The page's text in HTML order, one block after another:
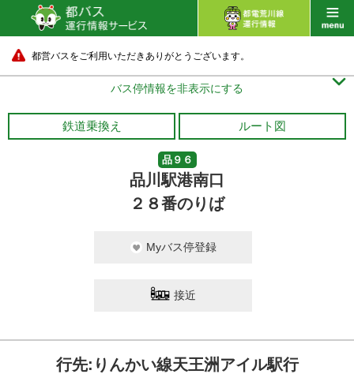
都営バスをご利用いただきありがとうございます。
バス停情報を非表示にする 
鉄道乗換え ルート図
品９６
品川駅港南口
２８番のりば
Myバス停登録
接近
行先:りんかい線天王洲アイル駅行